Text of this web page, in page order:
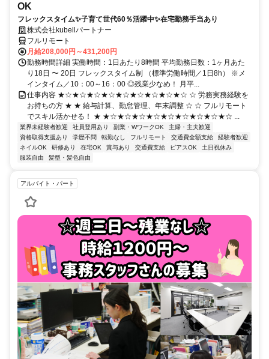
OK
フレックスタイム✨子育て世代60％活躍中✨在宅勤務手当あり
株式会社kubellパートナー
フルリモート
月給208,000円～431,200円
勤務時間詳細 実働時間：1日あたり8時間 平均勤務日数：1ヶ月あた
り18日 〜 20日 フレックスタイム制 （標準労働時間／1日8h） ※メ
インタイム／10：00～16：00 ◎残業少なめ！ 月平...
仕事内容 ★☆★☆★☆★☆★☆★☆★☆★☆★☆ ☆ 労務実務経験を
お持ちの方 ★ ★ 給与計算、勤怠管理、年末調整 ☆ ☆ フルリモート
でスキル活かせる！ ★ ★☆★☆★☆★☆★☆★☆★☆★☆★☆ ...
業界未経験者歓迎 社員登用あり 副業・WワークOK
主婦・主夫歓迎
資格取得支援あり
学歴不問 転勤なし フルリモート 交通費全額支給
経験者歓迎
ネイルOK
研修あり 在宅OK 賞与あり 交通費支給 ピアスOK
土日祝休み
服装自由
髪型・髪色自由
アルバイト・パート